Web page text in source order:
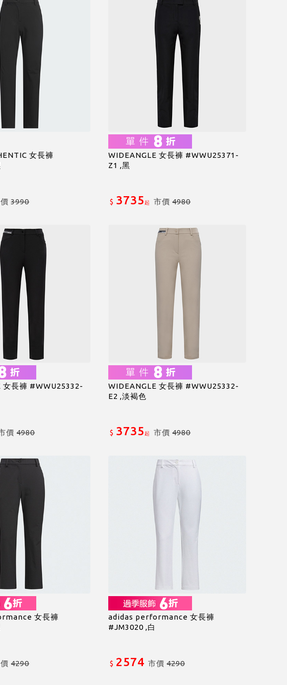
女長褲
價3990
WIDEANGLE 女長褲 #WWU25371-
Z1 ,黑
$ 3735起 市價4980
女長褲 #WWU25332-
價4980
WIDEANGLE 女長褲 #WWU25332-
E2 ,淡褐色
$ 3735起 市價4980
女長褲
價4290
adidas performance 女長褲
#JM3020 ,白
$ 2574 市價4290